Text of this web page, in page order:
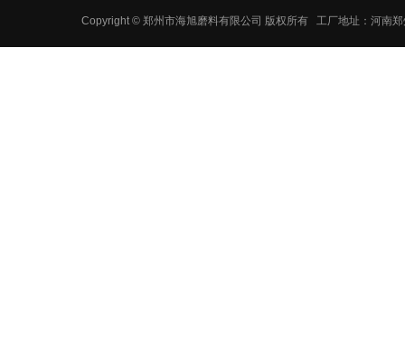
Copyright © 郑州市海旭磨料有限公司 版权所有 工厂地址：河